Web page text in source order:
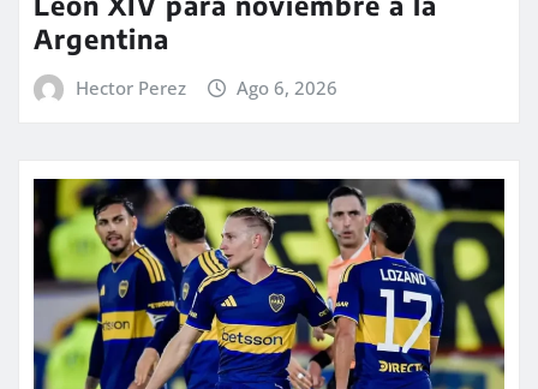
Argentina
Hector Perez Ago 6, 2026